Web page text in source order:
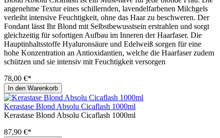
angenehme Textur eines schillernden, lavendelfarbenen Milchgels
verleiht intensive Feuchtigkeit, ohne das Haar zu beschweren. Der
Fondant lässt Ihr Blond mit Selbstbewusstsein erstrahlen und sorgt
gleichzeitig für sofortigen Aufbau im Inneren der Haarfaser. Die
Hauptinhaltsstoffe Hyaluronsäure und Edelweiß sorgen für eine
hohe Konzentration an Antioxidantien, welche die Haarfaser zudem
schützen und sie intensiv mit Feuchtigkeit versorgen
78,00 €*
In den Warenkorb
Kerastase Blond Absolu Cicaflash 1000ml
Kerastase Blond Absolu Cicaflash 1000ml
87,90 €*